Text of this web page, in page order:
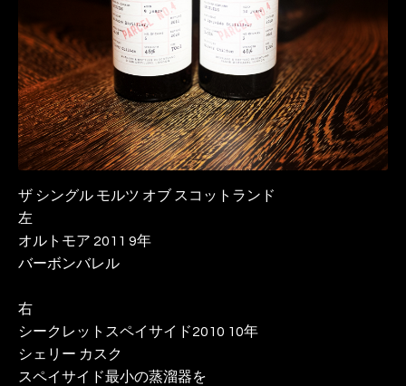
ザ シングル モルツ オブ スコットランド
左
オルトモア 2011 9年
バーボンバレル
右
シークレットスペイサイド2010 10年
シェリー カスク
スペイサイド最小の蒸溜器を